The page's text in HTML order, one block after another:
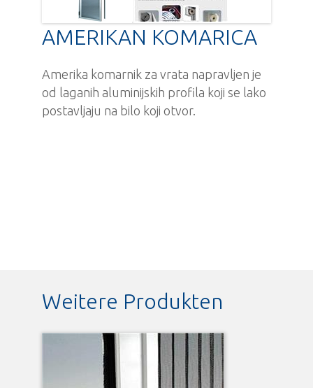
AMERIKAN KOMARICA
Amerika komarnik za vrata napravljen je
od laganih aluminijskih profila koji se lako
postavljaju na bilo koji otvor.
Weitere Produkten